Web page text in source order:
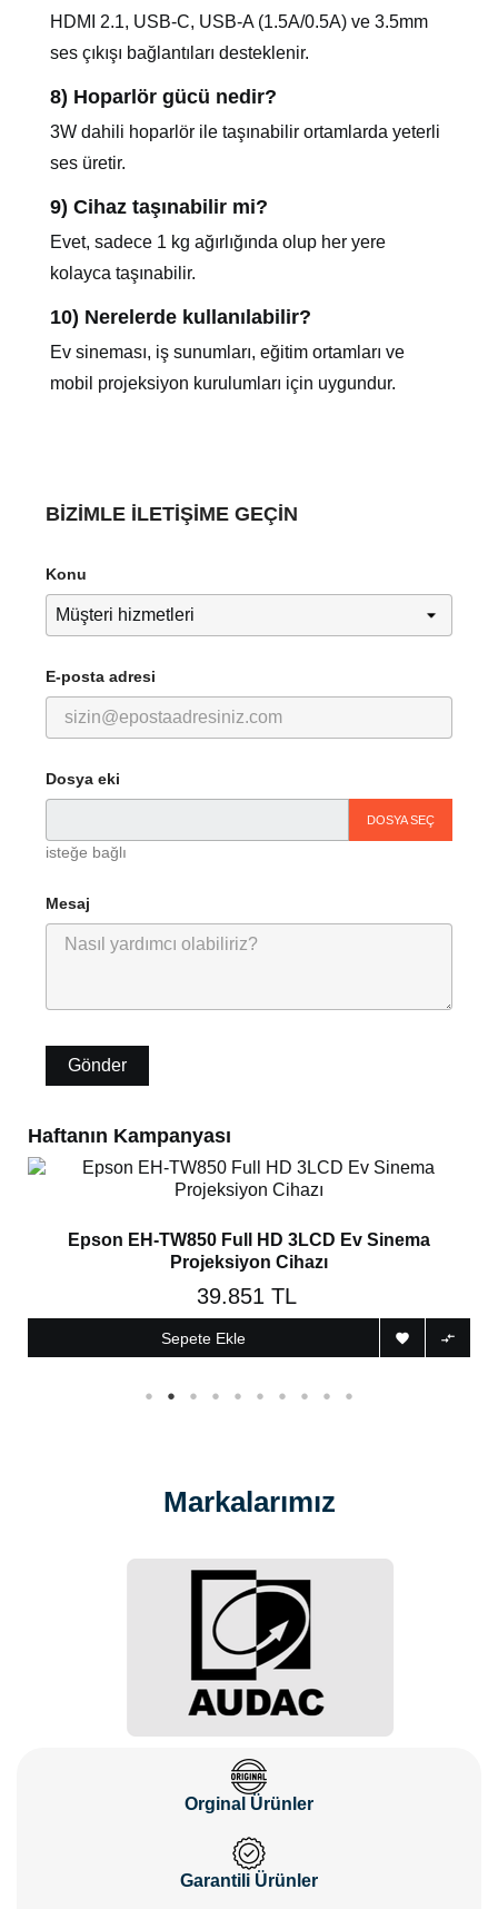
HDMI 2.1, USB-C, USB-A (1.5A/0.5A) ve 3.5mm
ses çıkışı bağlantıları desteklenir.
8) Hoparlör gücü nedir?
3W dahili hoparlör ile taşınabilir ortamlarda yeterli
ses üretir.
9) Cihaz taşınabilir mi?
Evet, sadece 1 kg ağırlığında olup her yere
kolayca taşınabilir.
10) Nerelerde kullanılabilir?
Ev sineması, iş sunumları, eğitim ortamları ve
mobil projeksiyon kurulumları için uygundur.
BIZIMLE ILETIŞIME GEÇIN
Konu
E-posta adresi
Dosya eki
DOSYA SEÇ
isteğe bağlı
Mesaj
Haftanın Kampanyası
Epson EH-TW850 Full HD 3LCD Ev Sinema
Projeksiyon Cihazı
39.851 TL
Sepete Ekle  
Markalarımız
Orginal Ürünler
Garantili Ürünler